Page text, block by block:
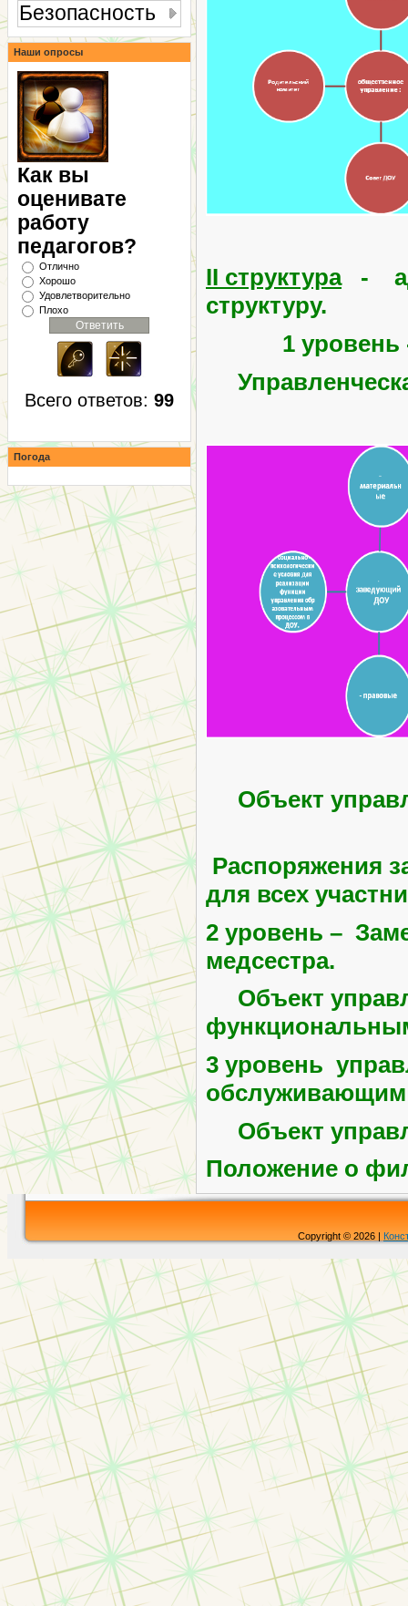
Безопасность
Наши опросы
Как вы
оценивате
работу
педагогов?
Отлично
Хорошо
Удовлетворительно
Плохо
Всего ответов: 99
Погода
II структура-
структуру.
1
Объект
Распоряжения
для всех
2 уровень –
медсестра.
Объект
3 уровень
Объект
Положение о
Copyright © 2026 |